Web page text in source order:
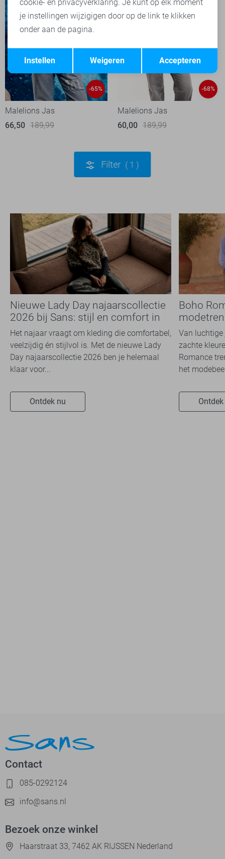
-65%
Malelions Jas
66,50 189,99
-68%
Malelions Jas
60,00 189,99
Filter 1
Nieuwe Lady Day najaarscollectie
2026 bij Sans: stijl en comfort in
travelkwaliteit
Het najaar vraagt om kleding die comfortabel,
veelzijdig én stijlvol is. Met de nieuwe Lady
Day najaarscollectie 2026 ben je helemaal
klaar voor...
Ontdek nu
Boho
overal
Van luchtige
zachte
Romance
het
Contact
085-0292124
info@sans.nl
Bezoek onze winkel
Haarstraat 33, 7462 AK RIJSSEN Nederland
Terug Opslaan
cookie- en privacyverklaring. Je kunt op elk moment
je instellingen wijzigigen door op de link te klikken
onder aan de pagina.
Accepteren
Weigeren
Instellen